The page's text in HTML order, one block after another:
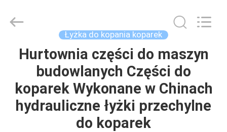
DOMU
PRODUKTY
Reserved.
Łyżka do kopania koparek
Hurtownia części do maszyn
budowlanych Części do
koparek Wykonane w Chinach
hydrauliczne łyżki przechylne
do koparek